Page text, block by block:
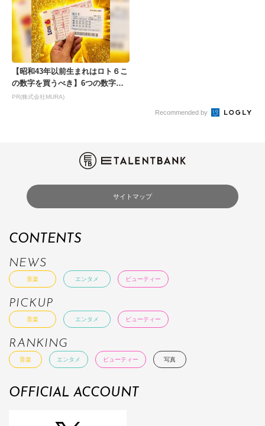
【昭和43年以前生まれはロト６こ
の数字を買うべき】6つの数字が
「完全一致」する方...
PR(株式会社MURA)
Recommended by
サイトマップ
CONTENTS
NEWS
音楽 エンタメ ビューティー
PICKUP
音楽 エンタメ ビューティー
RANKING
音楽 エンタメ ビューティー 写真
OFFICIAL ACCOUNT